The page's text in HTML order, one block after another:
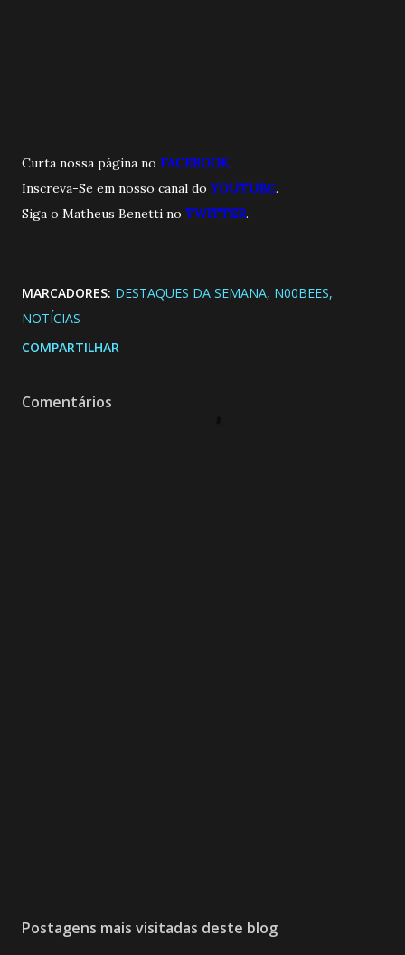
Curta nossa página no FACEBOOK.
Inscreva-Se em nosso canal do YOUTUBE.
Siga o Matheus Benetti no TWITTER.
MARCADORES: DESTAQUES DA SEMANA N00BEES
NOTÍCIAS
COMPARTILHAR
Comentários
Postagens mais visitadas deste blog